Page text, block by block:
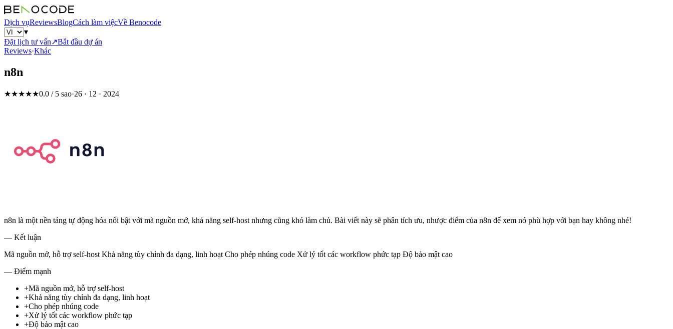
Dịch vụReviewsBlogCách làm việcVề Benocode
▾
Đặt lịch tư vấn↗Bắt đầu dự án
Reviews·Khác
n8n
★★★★★0.0 / 5 sao·26 · 12 · 2024
n8n là một nền tảng tự động hóa nổi bật với mã nguồn mở, khả năng self-host nhưng cũng khó làm chủ. Bài viết này sẽ phân tích ưu, nhược điểm của n8n để xem nó phù hợp với bạn hay không nhé!
— Kết luận
Mã nguồn mở, hỗ trợ self-host Khả năng tùy chỉnh đa dạng, linh hoạt Cho phép nhúng code Xử lý tốt các workflow phức tạp Độ bảo mật cao
— Điểm mạnh
+Mã nguồn mở, hỗ trợ self-host
+Khả năng tùy chỉnh đa dạng, linh hoạt
+Cho phép nhúng code
+Xử lý tốt các workflow phức tạp
+Độ bảo mật cao